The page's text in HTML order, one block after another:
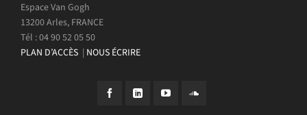
Espace Van Gogh
13200 Arles, FRANCE
Tél : 04 90 52 05 50
PLAN D’ACCÈS | NOUS ÉCRIRE